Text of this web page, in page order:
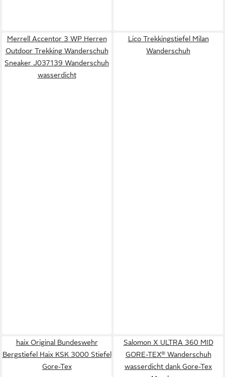
Merrell Accentor 3 WP Herren
Outdoor Trekking Wanderschuh
Sneaker J037139 Wanderschuh
wasserdicht
Lico Trekkingstiefel Milan
Wanderschuh
haix Original Bundeswehr
Bergstiefel Haix KSK 3000 Stiefel
Gore-Tex
Salomon X ULTRA 360 MID
GORE-TEX® Wanderschuh
wasserdicht dank Gore-Tex